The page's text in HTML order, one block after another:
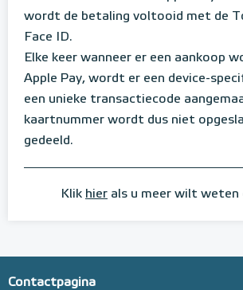
wordt de betaling voltooid met de
Face ID.
Elke keer wanneer er een aankoop
Apple Pay, wordt er een device-
een unieke transactiecode
kaartnummer wordt dus niet
gedeeld.
Klik hier als u meer wilt weten
Contactpagina